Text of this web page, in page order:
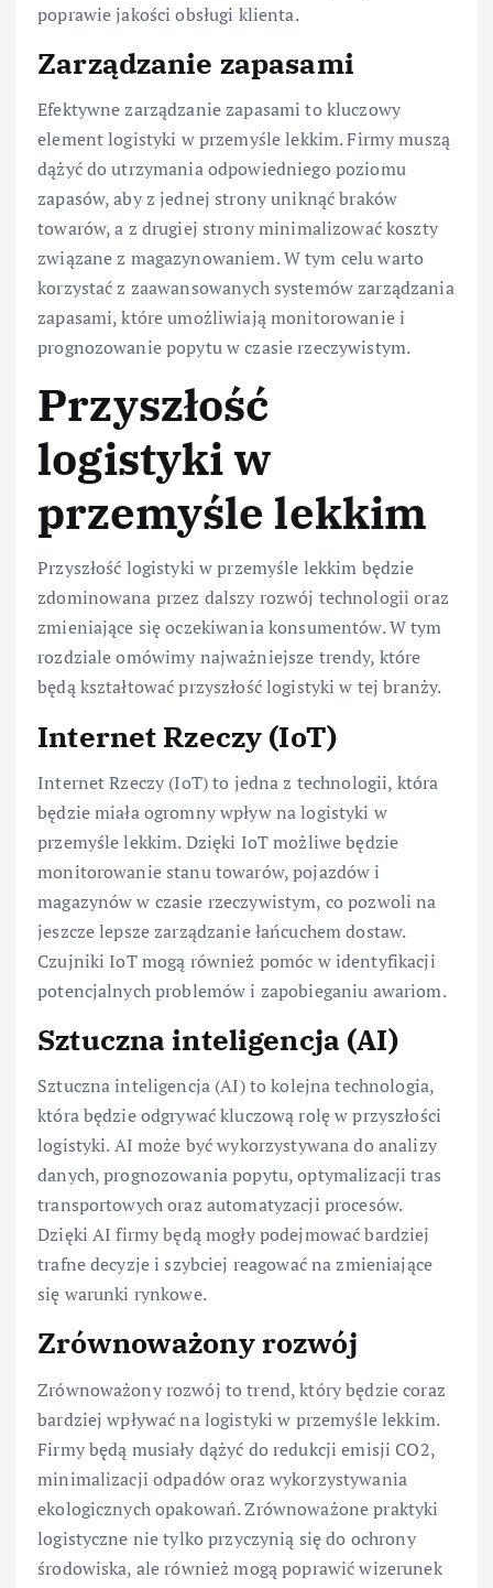
poprawie jakości obsługi klienta.
Zarządzanie zapasami
Efektywne zarządzanie zapasami to kluczowy
element logistyki w przemyśle lekkim. Firmy muszą
dążyć do utrzymania odpowiedniego poziomu
zapasów, aby z jednej strony uniknąć braków
towarów, a z drugiej strony minimalizować koszty
związane z magazynowaniem. W tym celu warto
korzystać z zaawansowanych systemów zarządzania
zapasami, które umożliwiają monitorowanie i
prognozowanie popytu w czasie rzeczywistym.
Przyszłość
logistyki w
przemyśle lekkim
Przyszłość logistyki w przemyśle lekkim będzie
zdominowana przez dalszy rozwój technologii oraz
zmieniające się oczekiwania konsumentów. W tym
rozdziale omówimy najważniejsze trendy, które
będą kształtować przyszłość logistyki w tej branży.
Internet Rzeczy (IoT)
Internet Rzeczy (IoT) to jedna z technologii, która
będzie miała ogromny wpływ na logistyki w
przemyśle lekkim. Dzięki IoT możliwe będzie
monitorowanie stanu towarów, pojazdów i
magazynów w czasie rzeczywistym, co pozwoli na
jeszcze lepsze zarządzanie łańcuchem dostaw.
Czujniki IoT mogą również pomóc w identyfikacji
potencjalnych problemów i zapobieganiu awariom.
Sztuczna inteligencja (AI)
Sztuczna inteligencja (AI) to kolejna technologia,
która będzie odgrywać kluczową rolę w przyszłości
logistyki. AI może być wykorzystywana do analizy
danych, prognozowania popytu, optymalizacji tras
transportowych oraz automatyzacji procesów.
Dzięki AI firmy będą mogły podejmować bardziej
trafne decyzje i szybciej reagować na zmieniające
się warunki rynkowe.
Zrównoważony rozwój
Zrównoważony rozwój to trend, który będzie coraz
bardziej wpływać na logistyki w przemyśle lekkim.
Firmy będą musiały dążyć do redukcji emisji CO2,
minimalizacji odpadów oraz wykorzystywania
ekologicznych opakowań. Zrównoważone praktyki
logistyczne nie tylko przyczynią się do ochrony
środowiska, ale również mogą poprawić wizerunek